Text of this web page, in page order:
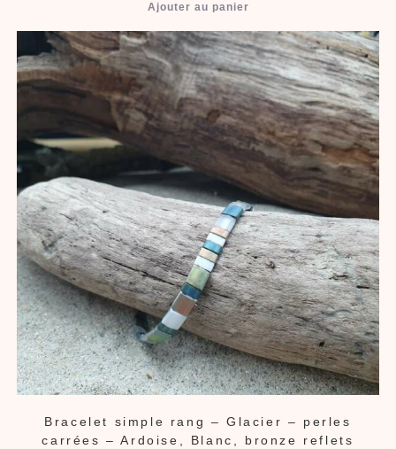
Ajouter au panier
Bracelet simple rang – Glacier – perles
carrées – Ardoise, Blanc, bronze reflets